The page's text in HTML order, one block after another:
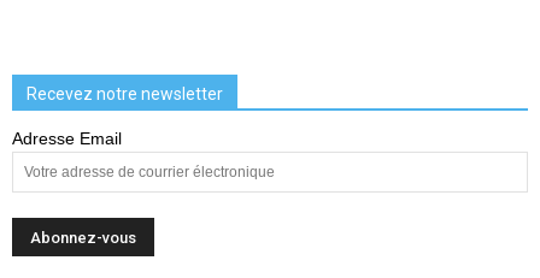
Recevez notre newsletter
Adresse Email